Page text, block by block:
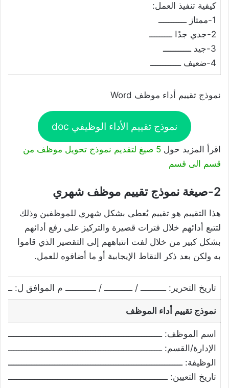
كيفية تنفيذ العمل:
1-ممتاز ـــــــــــ
2-جدي جدًا ـــــــــ
3-جيد ـــــــــــ
4-ضعيف ــــــــــــ
نموذج تقييم أداء موظف Word
نموذج تقييم الأداء الوظيفي doc
اقرأ المزيد حول
5 صيغ لتقديم نموذج تحويل موظف من
قسم الى قسم
2-صيغة نموذج تقييم موظف شهري
هذا التقييم هو تقييم يُعطى بشكل شهري للموظفين وذلك
لتتبع أدائهم خلال فترات قصيرة والتركيز على رفع أدائهم
بشكل كبير من خلال لفت انتباههم إلى التقصير الذي قاموا
به ولكن بعد ذكر النقاط الإيجابية أو ما أضافوه للعمل.
تاريخ التحرير: ــــــــــ / ـــــــــــ / ــــــــــــ م الموافق ل:
نموذج تقييم أداء الموظف
اسم الموظف: ـــــــــــــــــــــــــــــــــــــــــــــــــــــــــــــ
الإدارة/القسم: ــــــــــــــــــــــــــــــــــــــــــــــــــــــــــــــ
الوظيفة:
تاريخ التعيين: ـــــــــــــــــــــــــــــــــــــــــــــــــــــــــــــــ